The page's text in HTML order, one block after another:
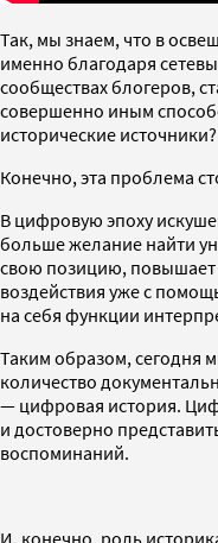
Так, мы знаем, что в
именно благодаря
сообществах блогеров,
совершенно иным
исторические источники?
Конечно, эта проблема
В цифровую эпоху
больше желание найти
свою позицию, повышает
воздействия уже с
на себя функции
Таким образом, сегодня
количество
— цифровая история.
и достоверно
воспоминаний.
И, конечно, роль